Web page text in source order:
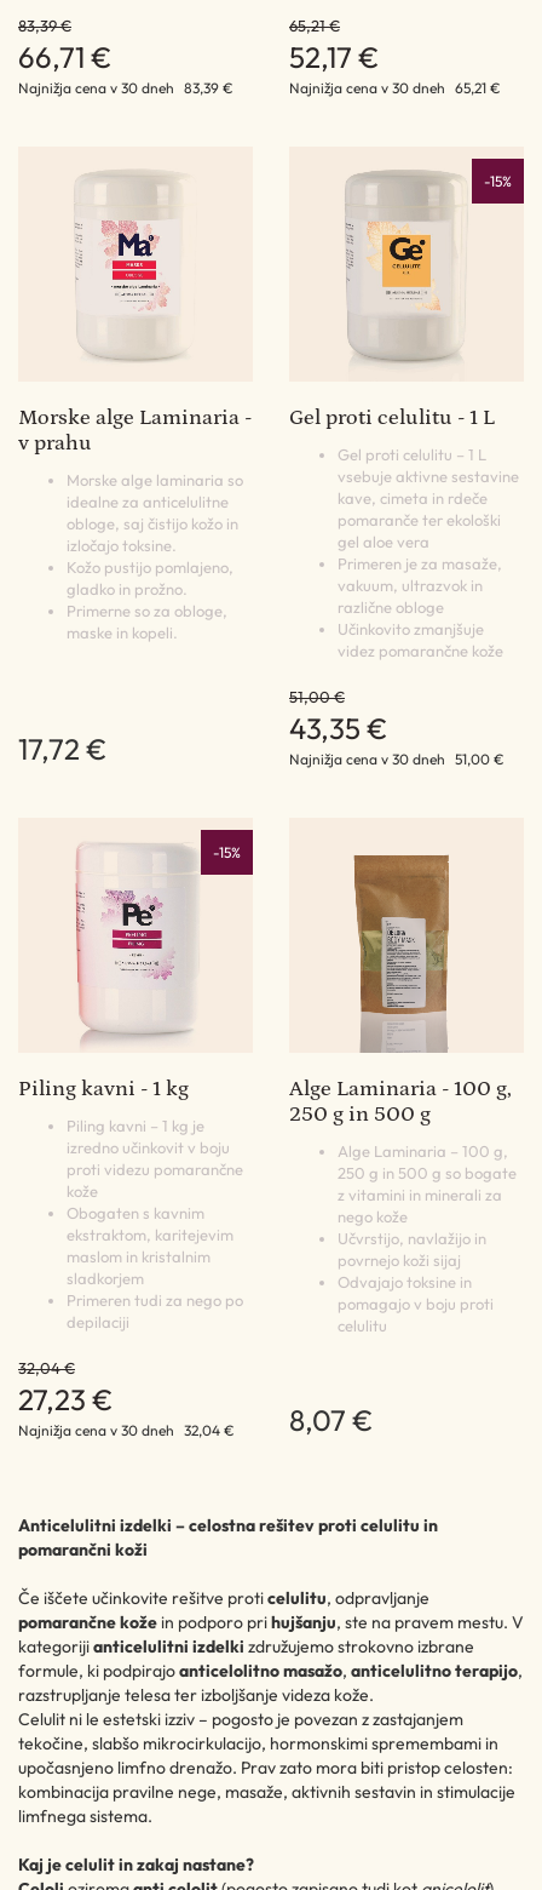
83,39 €
66,71 €
Najnižja cena v 30 dneh 83,39 €
65,21 €
52,17 €
Najnižja cena v 30 dneh 65,21 €
Morske alge Laminaria -
v prahu
Morske alge laminaria so
idealne za anticelulitne
obloge, saj čistijo kožo in
izločajo toksine.
Kožo pustijo pomlajeno,
gladko in prožno.
Primerne so za obloge,
maske in kopeli.
17,72 €
-15%
Gel proti celulitu - 1 L
Gel proti celulitu – 1 L
vsebuje aktivne sestavine
kave, cimeta in rdeče
pomaranče ter ekološki
gel aloe vera
Primeren je za masaže,
vakuum, ultrazvok in
različne obloge
Učinkovito zmanjšuje
videz pomarančne kože
51,00 €
43,35 €
Najnižja cena v 30 dneh 51,00 €
-15%
Piling kavni - 1 kg
Piling kavni – 1 kg je
izredno učinkovit v boju
proti videzu pomarančne
kože
Obogaten s kavnim
ekstraktom, karitejevim
maslom in kristalnim
sladkorjem
Primeren tudi za nego po
depilaciji
32,04 €
27,23 €
Najnižja cena v 30 dneh 32,04 €
Alge Laminaria - 100 g,
250 g in 500 g
Alge Laminaria – 100 g,
250 g in 500 g so bogate
z vitamini in minerali za
nego kože
Učvrstijo, navlažijo in
povrnejo koži sijaj
Odvajajo toksine in
pomagajo v boju proti
celulitu
8,07 €
Anticelulitni izdelki – celostna rešitev proti celulitu in
pomarančni koži
Če iščete učinkovite rešitve proticelulitu, odpravljanje
pomarančne kožein podporo prihujšanju, ste na pravem mestu. V
kategorijianticelulitni izdelki združujemo strokovno izbrane
formule, ki podpirajoanticelolitno masažo, anticelulitno terapijo,
razstrupljanje telesa ter izboljšanje videza kože.
Celulit ni le estetski izziv – pogosto je povezan z zastajanjem
tekočine, slabšo mikrocirkulacijo, hormonskimi spremembami in
upočasnjeno limfno drenažo. Prav zato mora biti pristop celosten:
kombinacija pravilne nege, masaže, aktivnih sestavin in stimulacije
limfnega sistema.
Kaj je celulit in zakaj nastane?